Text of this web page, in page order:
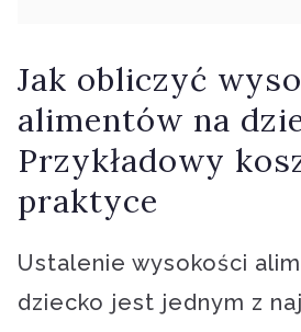
Jak obliczyć
alimentów na
Przykładowy
praktyce
Ustalenie wysokości
dziecko jest jednym z